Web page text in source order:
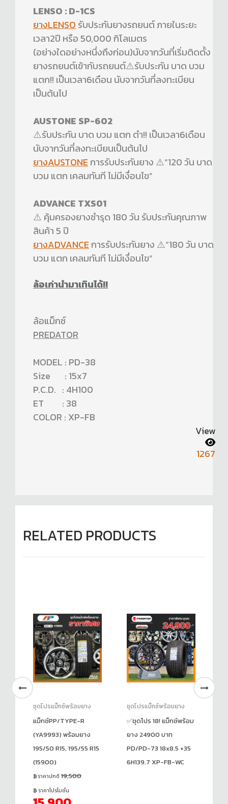
LENSO : D-1CS
ยางLENSOรับประกันยางรถยนต์ ภายในระยะ
เวลา2ปี หรือ 50,000 กิโลเมตร
(อย่างใดอย่างหนึ่งถึงก่อน)นับจากวันที่เริ่มติดตั้ง
ยางรถยนต์เข้ากับรถยนต์⚠️รับประกัน บาด บวม
แตก!! เป็นเวลา6เดือน นับจากวันที่ลงทะเบียน
เป็นต้นไป
AUSTONE SP-602
⚠️รับประกัน บาด บวม แตก ตำ!! เป็นเวลา6เดือน
นับจากวันที่ลงทะเบียนเป็นต้นไป
ยางAUSTONEการรับประกันยาง ⚠️“120 วัน บาด
บวม แตก เคลมทันที ไม่มีเงื่อนไข”
ADVANCE TXS01
⚠️ คุ้มครองยางชำรุด 180 วัน รับประกันคุณภาพ
สินค้า 5 ปี
ยางADVANCEการรับประกันยาง ⚠️“180 วัน บาด
บวม แตก เคลมทันที ไม่มีเงื่อนไข”
ล้อเก่านำมาเทินได้!!
ล้อแม็กซ์
PREDATOR
MODEL : PD-38
Size : 15x7
P.C.D. : 4H100
ET : 38
COLOR : XP-FB
View
1267
RELATED PRODUCTS
ชุดโปรแม็กซ์พร้อมยาง
แม็กซ์PP/TYPE-R
(YA9993) พร้อมยาง
195/50 R15, 195/55 R15
(15900)
ราคาปกติ 19,500
ราคาโปรโมชั่น
ชุดโปรแม็กซ์พร้อมยาง
✅ชุดโปร 18! แม็กซ์พร้อม
ยาง 24900 บาท
PD/PD-73 18x8.5 +35
6H139.7 XP-FB-WC